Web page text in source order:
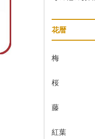
花暦
梅
桜
藤
紅葉